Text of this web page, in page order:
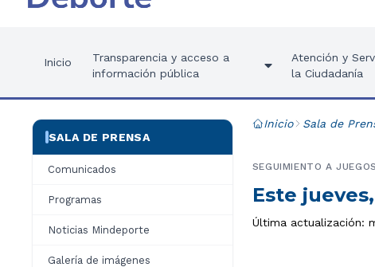
Inicio
Transparencia y acceso a
información pública
Atención y
la Ciudadanía
SALA DE PRENSA
Comunicados
Programas
Noticias Mindeporte
Galería de imágenes
Inicio Sala de
Este
SEGUIMIENTO A
Última actualización: